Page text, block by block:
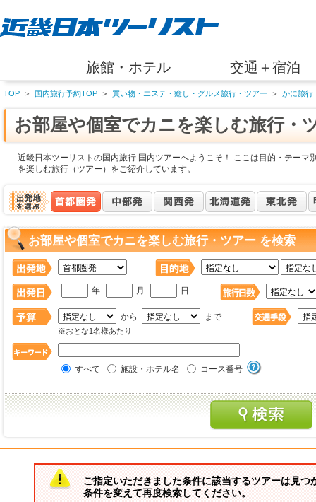
旅館・ホテル 交通＋宿泊
TOP ＞ 国内旅行予約TOP ＞ 買い物・エステ・癒し・グルメ旅行・ツアー ＞ かに旅行
お部屋や個室でカニを楽しむ旅行・
近畿日本ツーリストの国内旅行 国内ツアーへようこそ！ ここは目的・テーマ
を楽しむ旅行（ツアー）をご紹介しています。
お部屋や個室でカニを楽しむ旅行・ツアー を検索
年 月 日
から まで
※おとな1名様あたり
すべて 施設・ホテル名 コース番号
ご指定いただきました条件に該当するツアーは見つ
条件を変えて再度検索してください。